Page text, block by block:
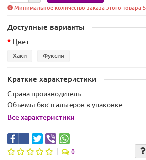
Минимальное количество заказа этого товара 5
Доступные варианты
Цвет
Хаки Фуксия
Краткие характеристики
Страна производитель
Объемы бюстгальтеров в упаковке
Все характеристики
0